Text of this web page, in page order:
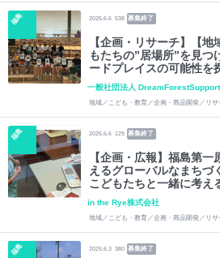
福島 2025.6.6 538 募集終了
【企画・リサーチ】【
もたちの”居場所”を見つ
ードプレイスの可能性を
一般社団法人
地域／こども・教育／企画・商品開発／リ
福島 2025.6.6 129 募集終了
【企画・広報】福島第
えるグローバルなまちづ
こどもたちと一緒に考え
ちを目指して!
in the Rye株式会社
地域／こども・教育／企画・商品開発／リ
福島 2025.6.3 380 募集終了